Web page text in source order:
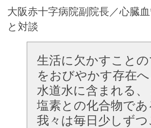
大阪赤十字病院副院長／心
と対談
生活に欠かすこと
をおびやかす存在
水道水に含まれる
塩素との化合物で
我々は毎日少しず